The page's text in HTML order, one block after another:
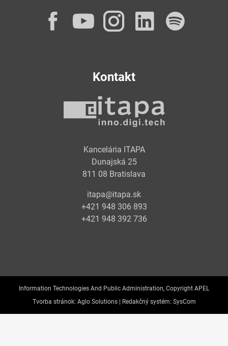
Facebook
YouTube
Instagram
Kontakt
Kancelária ITAPA
Dunajská 25
811 08 Bratislava
itapa@itapa.sk
+421 948 306 893
+421 948 392 736
Information Technologies And Public Administration, Copyright APEL
Tvorba stránok: Aglo Solutions | Redakčný systém: SysCom